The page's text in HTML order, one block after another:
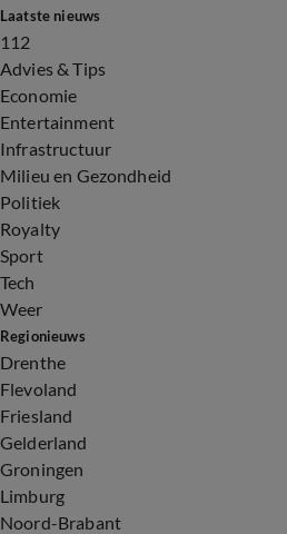
Laatste nieuws
112
Advies & Tips
Economie
Entertainment
Infrastructuur
Milieu en Gezondheid
Politiek
Royalty
Sport
Tech
Weer
Regionieuws
Drenthe
Flevoland
Friesland
Gelderland
Groningen
Limburg
Noord-Brabant